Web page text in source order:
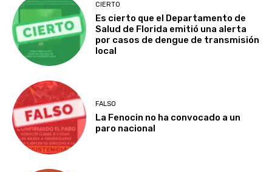
CIERTO
Es cierto que el Departamento de
Salud de Florida emitió una alerta
por casos de dengue de transmisión
local
FALSO
La Fenocin no ha convocado a un
paro nacional